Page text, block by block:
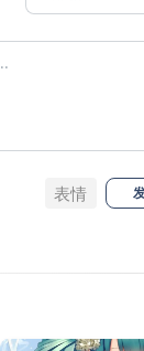
表情